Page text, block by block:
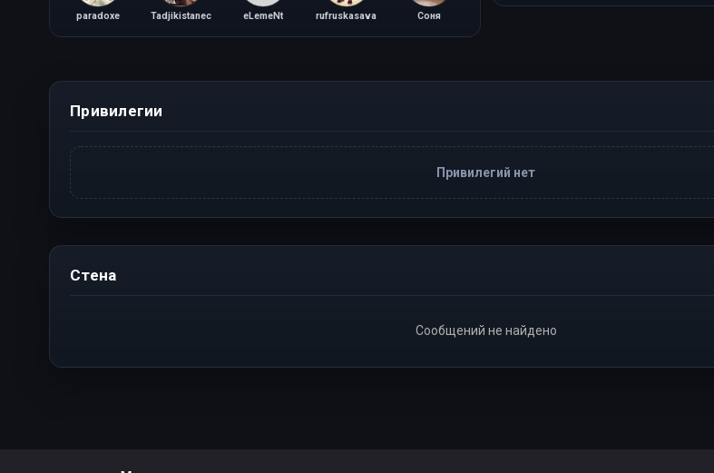
paradoxe Tadjikistanec eLemeNt rufruskasava Соня
Привилегии
Привилегий нет
Стена
Сообщений не найдено